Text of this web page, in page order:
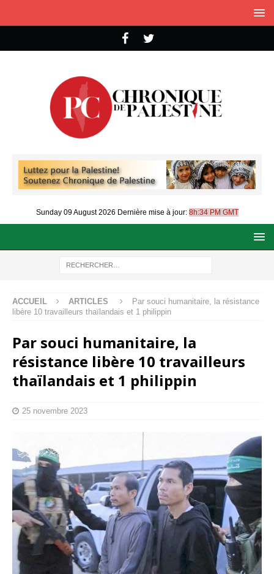
Sunday 09 August 2026 Dernière mise à jour: 8h:34 PM GMT
ACCUEIL ARTICLES
Par souci humanitaire, la résistance
libère 10 travailleurs thaïlandais et 1 philippin
Par souci humanitaire, la
résistance libère 10 travailleurs
thaïlandais et 1 philippin
25 novembre 2023